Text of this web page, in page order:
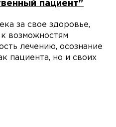
пациент"
за свое здоровье,
возможностям
лечению, осознание
пациента, но и своих